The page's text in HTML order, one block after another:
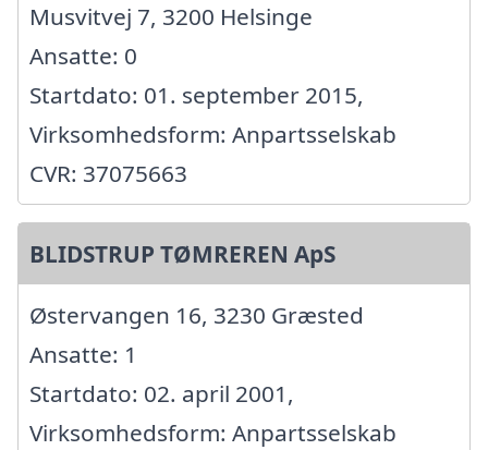
Musvitvej 7, 3200 Helsinge
Ansatte: 0
Startdato: 01. september 2015,
Virksomhedsform: Anpartsselskab
CVR: 37075663
BLIDSTRUP TØMREREN ApS
Østervangen 16, 3230 Græsted
Ansatte: 1
Startdato: 02. april 2001,
Virksomhedsform: Anpartsselskab